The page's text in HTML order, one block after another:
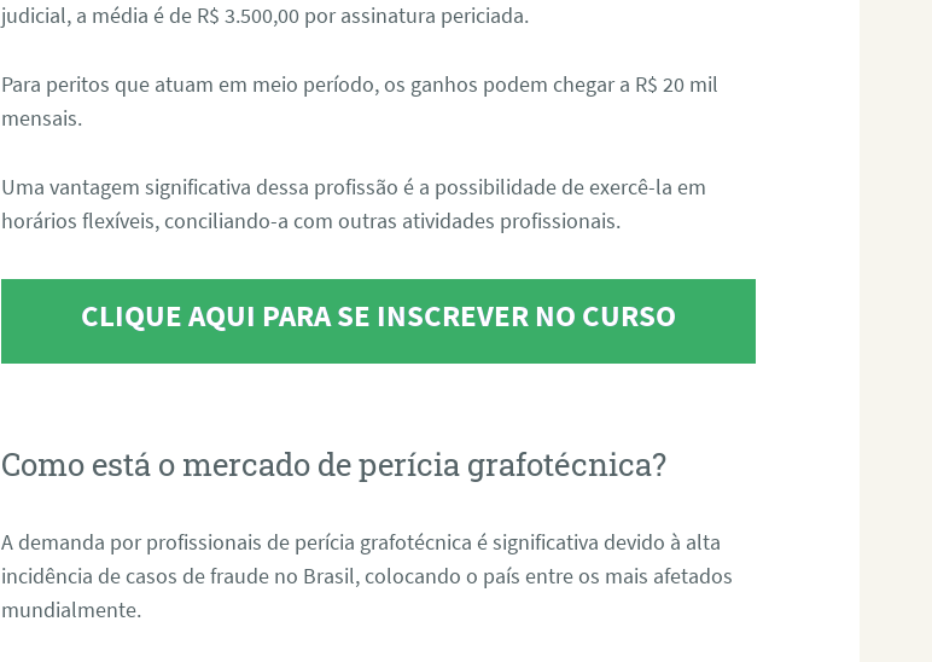
judicial, a média é de R$ 3.500,00 por assinatura periciada.
Para peritos que atuam em meio período, os ganhos podem chegar a R$ 20 mil
mensais.
Uma vantagem significativa dessa profissão é a possibilidade de exercê-la em
horários flexíveis, conciliando-a com outras atividades profissionais.
CLIQUE AQUI PARA SE INSCREVER NO CURSO
Como está o mercado de perícia grafotécnica?
A demanda por profissionais de perícia grafotécnica é significativa devido à alta
incidência de casos de fraude no Brasil, colocando o país entre os mais afetados
mundialmente.